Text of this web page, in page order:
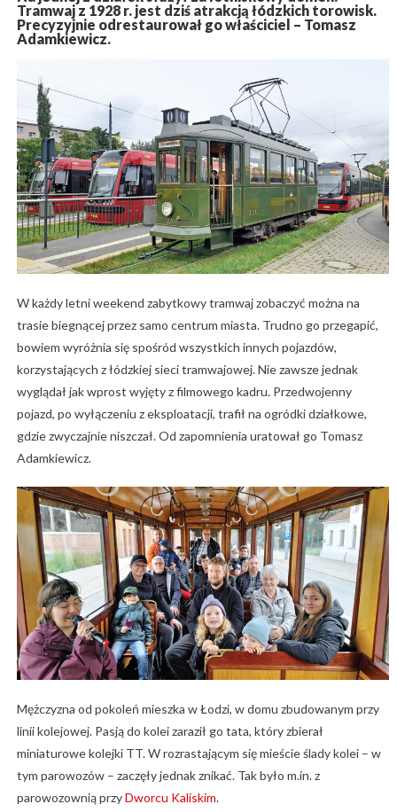
Tramwaj z 1928 r. jest dziś atrakcją łódzkich torowisk.
Precyzyjnie odrestaurował go właściciel – Tomasz
Adamkiewicz.
W każdy letni weekend zabytkowy tramwaj zobaczyć można na
trasie biegnącej przez samo centrum miasta. Trudno go przegapić,
bowiem wyróżnia się spośród wszystkich innych pojazdów,
korzystających z łódzkiej sieci tramwajowej. Nie zawsze jednak
wyglądał jak wprost wyjęty z filmowego kadru. Przedwojenny
pojazd, po wyłączeniu z eksploatacji, trafił na ogródki działkowe,
gdzie zwyczajnie niszczał. Od zapomnienia uratował go Tomasz
Adamkiewicz.
Mężczyzna od pokoleń mieszka w Łodzi, w domu zbudowanym przy
linii kolejowej. Pasją do kolei zaraził go tata, który zbierał
miniaturowe kolejki TT. W rozrastającym się mieście ślady kolei – w
tym parowozów – zaczęły jednak znikać. Tak było m.in. z
parowozownią przyDworcu Kaliskim.